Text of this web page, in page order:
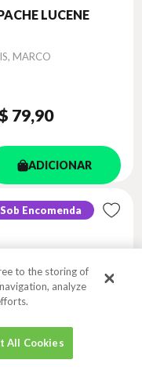
LUCENE
MARCO
79,90
ADICIONAR
Sob Encomenda
to the storing of
analyze
All Cookies